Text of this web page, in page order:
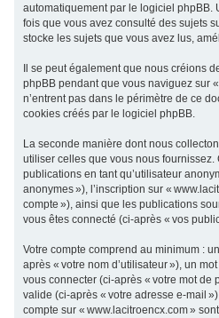
automatiquement par le logiciel phpBB.
fois que vous avez consulté des sujets
stocke les sujets que vous avez lus,
Il se peut également que nous créions
phpBB pendant que vous naviguez sur
n’entrent pas dans le périmètre de ce
cookies créés par le logiciel phpBB.
La seconde manière dont nous
utiliser celles que vous nous fournissez.
publications en tant qu’utilisateur
anonymes »), l’inscription sur «
compte »), ainsi que les publications
vous êtes connecté (ci-après « vos
Votre compte comprend au minimum :
après « votre nom d’utilisateur »), un
vous connecter (ci-après « votre mot de
valide (ci-après « votre adresse e-mail
compte sur « www.lacitroencx.com »